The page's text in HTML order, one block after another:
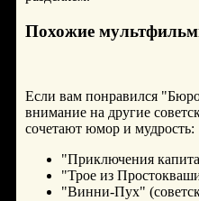
Похожие
Если вам понравился
внимание на другие
сочетают юмор и мудрость:
"Приключения
"Трое из
"Винни-Пух"